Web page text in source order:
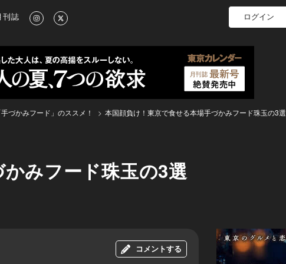
ライフスタイル情報
刊誌 ログイン
づかみフード」のススメ！ 本国顔負け！東京で食せる本場手づかみフード珠玉の3選
みフード珠玉の3選
コメントする